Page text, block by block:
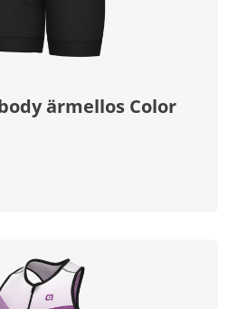
ärmellos Color